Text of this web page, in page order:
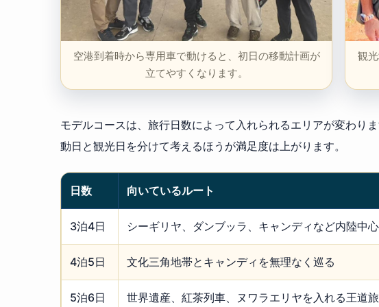
空港到着時から専用車で動けると、初日の移動計画が
立てやすくなります。
観
モデルコースは、旅行日数によって入れられるエリアが変わり
動日と観光日を分けて考えるほうが満足度は上がります。
日数 向いているルート
3泊4日 シーギリヤ、ダンブッラ、キャンディなど内陸中心
4泊5日 文化三角地帯とキャンディを無理なく巡る
5泊6日 世界遺産、紅茶列車、ヌワラエリヤを入れる王道旅